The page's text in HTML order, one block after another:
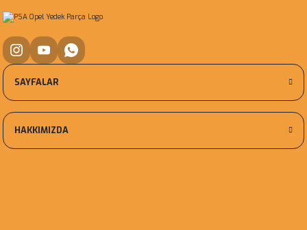
SAYFALAR
HAKKIMIZDA